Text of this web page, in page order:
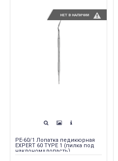
НЕТ В НАЛИЧИИ
PE-60/1 Лопатка педикюрная
EXPERT 60 TYPE 1 (пилка под
наклоном+лопасть)